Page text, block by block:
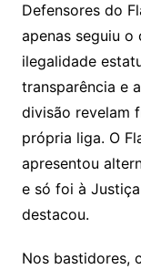
Defensores do
apenas seguiu o
ilegalidade
transparência e
divisão revelam
própria liga. O
apresentou
e só foi à
destacou.
Nos bastidores,